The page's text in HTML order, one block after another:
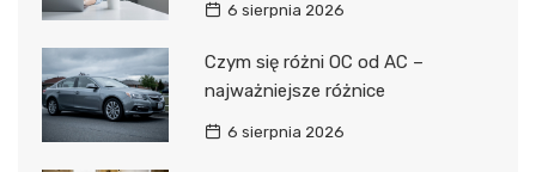
6 sierpnia 2026
Czym się różni OC od AC –
najważniejsze różnice
6 sierpnia 2026